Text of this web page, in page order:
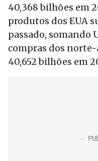
40,368 bilhões em
produtos dos EUA
passado, somando
compras dos
40,652 bilhões em